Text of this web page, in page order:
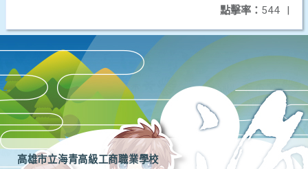
點擊率： 544 |
高雄市立海青高級工商職業學校